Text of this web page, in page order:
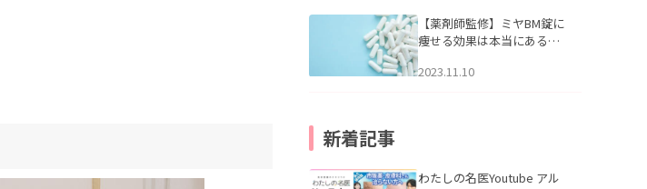
【薬剤師監修】ミヤBM錠に
痩せる効果は本当にある
2023.11.10
新着記事
わたしの名医Youtube アル